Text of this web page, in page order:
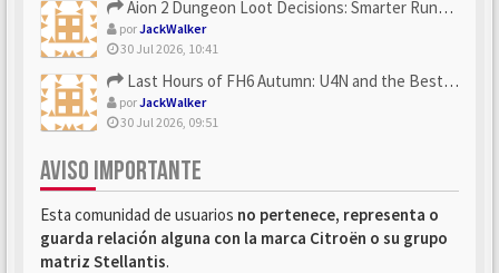
Aion 2 Dungeon Loot Decisions: Smarter Runs With U4N
porJackWalker
30 Jul 2026, 10:41
Last Hours of FH6 Autumn: U4N and the Best Rewards to Grab
porJackWalker
30 Jul 2026, 09:51
AVISO IMPORTANTE
Esta comunidad de usuarios no pertenece, representa o
guarda relación alguna con la marca Citroën o su grupo
matriz Stellantis.